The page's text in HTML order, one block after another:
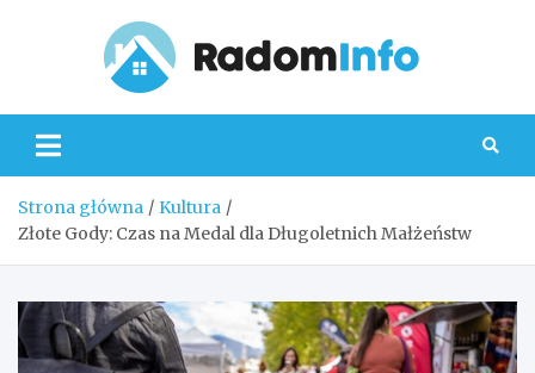
Strona główna
Kultura
Złote Gody: Czas na Medal dla Długoletnich Małżeństw